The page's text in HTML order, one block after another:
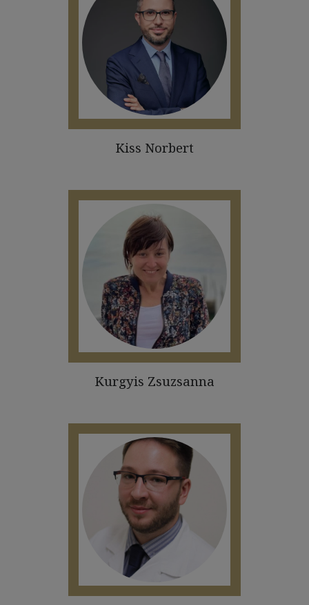
Kiss Norbert
Kurgyis Zsuzsanna